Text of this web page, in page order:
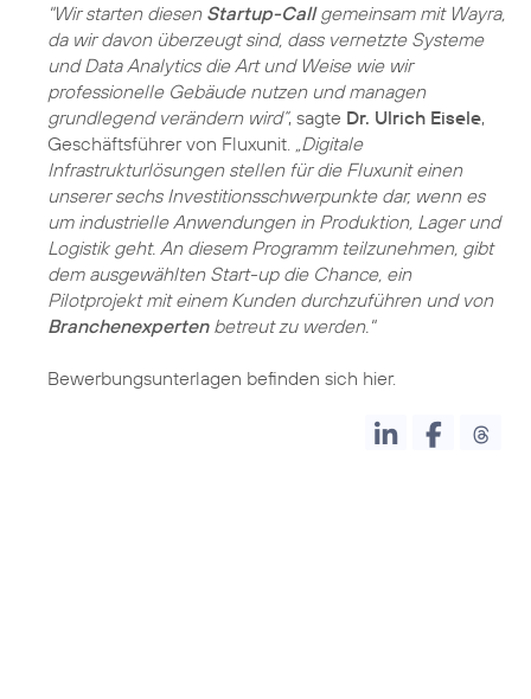
"Wir starten diesen Startup-Callgemeinsam mit Wayra,
da wir davon überzeugt sind, dass vernetzte Systeme
und Data Analytics die Art und Weise wie wir
professionelle Gebäude nutzen und managen
grundlegend verändern wird“, sagte Dr. Ulrich Eisele,
Geschäftsführer von Fluxunit. „Digitale
Infrastrukturlösungen stellen für die Fluxunit einen
unserer sechs Investitionsschwerpunkte dar, wenn es
um industrielle Anwendungen in Produktion, Lager und
Logistik geht. An diesem Programm teilzunehmen, gibt
dem ausgewählten Start-up die Chance, ein
Pilotprojekt mit einem Kunden durchzuführen und von
Branchenexperten betreut zu werden."
Bewerbungsunterlagen befinden sich hier.